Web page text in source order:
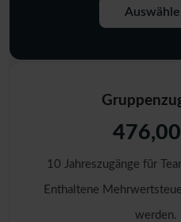
10 Jahreszugänge für
Enthaltene
werden.